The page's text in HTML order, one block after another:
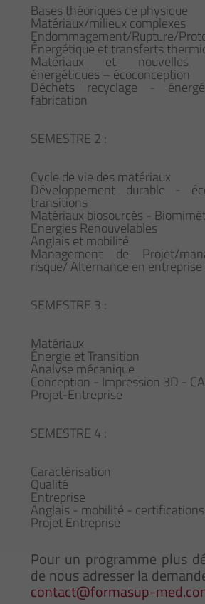
Bases théoriques de physique
Matériaux/milieux complexes
Endommagement/Rupture/
Énergétique et transferts
Matériaux et nouvelles
énergétiques – écoconception
Déchets recyclage -
fabrication
SEMESTRE 2 :
Cycle de vie des matériaux
Développement durable -
transitions
Matériaux biosourcés -
Energies Renouvelables
Anglais et mobilité
Management de Projet/
risque/ Alternance en entreprise
SEMESTRE 3 :
Matériaux
Énergie et Transition
Analyse mécanique
Conception - Impression 3D -
Projet-Entreprise
SEMESTRE 4 :
Caractérisation
Qualité
Entreprise
Anglais - mobilité - certifications
Projet Entreprise
Pour un programme plus
de nous adresser la
contact@formasup-